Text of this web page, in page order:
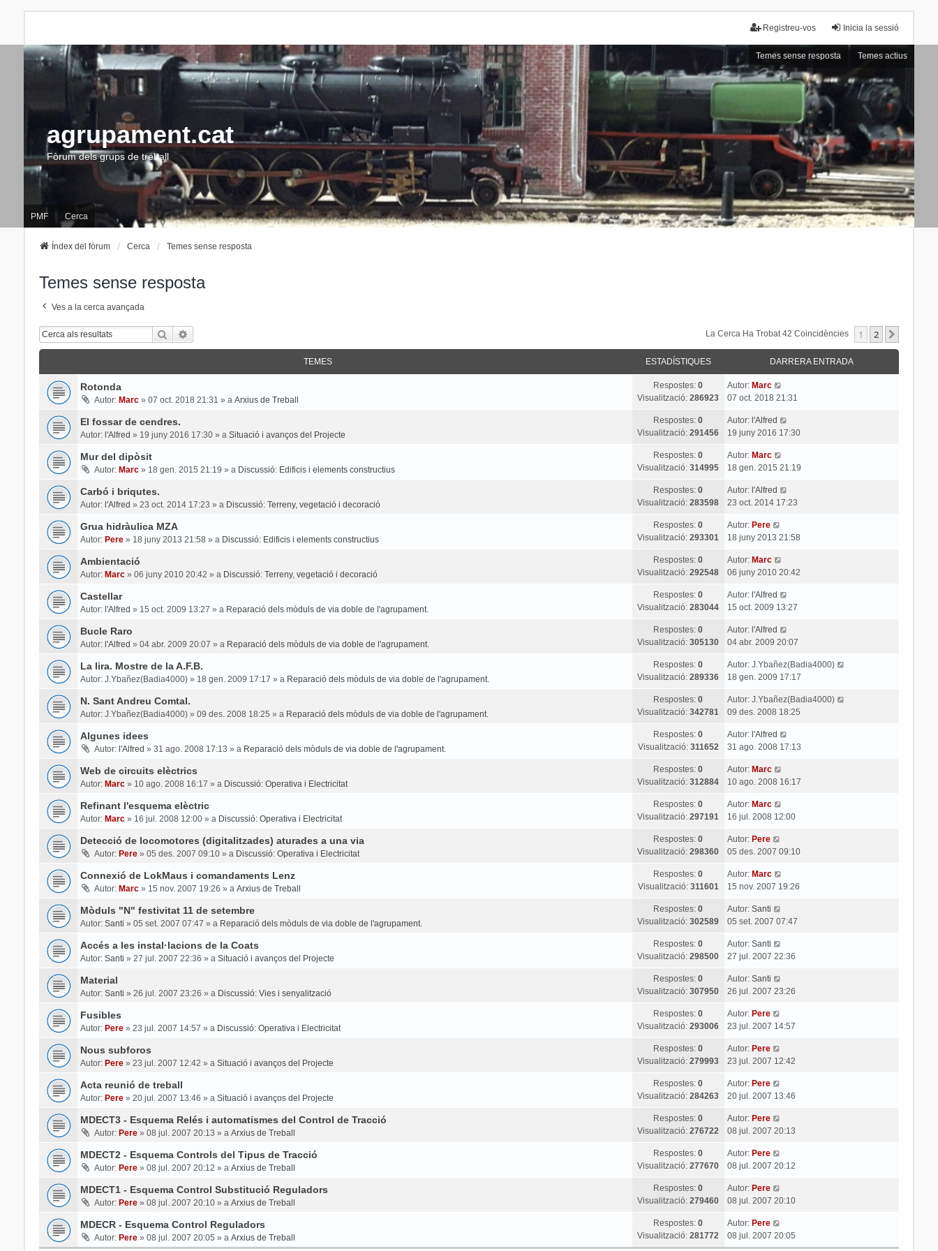
Inicia la sessió
Registreu-vos
Temes sense resposta Temes actius
agrupament.cat
Fòrum dels grups de treball
PMF Cerca
Índex del fòrum Cerca Temes sense resposta
Temes sense resposta
Ves a la cerca avançada
Cerca La Cerca Ha Trobat 42 Coincidències 1 2
TEMES ESTADÍSTIQUES DARRERA ENTRADA
Rotonda
Autor: Marc» 07 oct. 2018 21:31 » a Arxius de Treball
Respostes:0
Visualització:286923
Autor: Marc
07 oct. 2018 21:31
El fossar de cendres.
Autor: l'Alfred » 19 juny 2016 17:30» a Situació i avanços del Projecte
Respostes:0
Visualització:291456
Autor: l'Alfred
19 juny 2016 17:30
Mur del dipòsit
Autor: Marc» 18 gen. 2015 21:19 » a Discussió: Edificis i elements constructius
Respostes:0
Visualització:314995
Autor: Marc
18 gen. 2015 21:19
Carbó i briqutes.
Autor: l'Alfred » 23 oct. 2014 17:23 » a Discussió: Terreny, vegetació i decoració
Respostes:0
Visualització:283598
Autor: l'Alfred
23 oct. 2014 17:23
Grua hidràulica MZA
Autor: Pere» 18 juny 2013 21:58 » a Discussió: Edificis i elements constructius
Respostes:0
Visualització:293301
Autor: Pere
18 juny 2013 21:58
Ambientació
Autor: Marc» 06 juny 2010 20:42 » a Discussió: Terreny, vegetació i decoració
Respostes:0
Visualització:292548
Autor: Marc
06 juny 2010 20:42
Castellar
Autor: l'Alfred » 15 oct. 2009 13:27 » a Reparació dels mòduls de via doble de l'agrupament.
Respostes:0
Visualització:283044
Autor: l'Alfred
15 oct. 2009 13:27
Bucle Raro
Autor: l'Alfred » 04 abr. 2009 20:07 » a Reparació dels mòduls de via doble de l'agrupament.
Respostes:0
Visualització:305130
Autor: l'Alfred
04 abr. 2009 20:07
La lira. Mostre de la A.F.B.
Autor: J.Ybañez(Badia4000)» 18 gen. 2009 17:17 » a Reparació dels mòduls de via doble de l'agrupament.
Respostes:0
Visualització:289336
Autor: J.Ybañez(Badia4000)
18 gen. 2009 17:17
N. Sant Andreu Comtal.
Autor: J.Ybañez(Badia4000)» 09 des. 2008 18:25 » a Reparació dels mòduls de via doble de l'agrupament.
Respostes:0
Visualització:342781
Autor: J.Ybañez(Badia4000)
09 des. 2008 18:25
Algunes idees
Autor: l'Alfred » 31 ago. 2008 17:13 » a Reparació dels mòduls de via doble de l'agrupament.
Respostes:0
Visualització: 311652
Autor: l'Alfred
31 ago. 2008 17:13
Web de circuits elèctrics
Autor: Marc» 10 ago. 2008 16:17 » a Discussió: Operativa i Electricitat
Respostes:0
Visualització:312884
Autor: Marc
10 ago. 2008 16:17
Refinant l'esquema elèctric
Autor: Marc» 16 jul. 2008 12:00» a Discussió: Operativa i Electricitat
Respostes:0
Visualització:297191
Autor: Marc
16 jul. 2008 12:00
Detecció de locomotores (digitalitzades) aturades a una via
Autor: Pere» 05 des. 2007 09:10» a Discussió: Operativa i Electricitat
Respostes:0
Visualització:298360
Autor: Pere
05 des. 2007 09:10
Connexió de LokMaus i comandaments Lenz
Autor: Marc» 15 nov. 2007 19:26 » a Arxius de Treball
Respostes:0
Visualització: 311601
Autor: Marc
15 nov. 2007 19:26
Mòduls "N" festivitat 11 de setembre
Autor: Santi » 05 set. 2007 07:47 » a Reparació dels mòduls de via doble de l'agrupament.
Respostes:0
Visualització:302589
Autor: Santi
05 set. 2007 07:47
Accés a les instal·lacions de la Coats
Autor: Santi » 27 jul. 2007 22:36 » a Situació i avanços del Projecte
Respostes:0
Visualització:298500
Autor: Santi
27 jul. 2007 22:36
Material
Autor: Santi » 26 jul. 2007 23:26 » a Discussió: Vies i senyalització
Respostes:0
Visualització:307950
Autor: Santi
26 jul. 2007 23:26
Fusibles
Autor: Pere» 23 jul. 2007 14:57 » a Discussió: Operativa i Electricitat
Respostes:0
Visualització:293006
Autor: Pere
23 jul. 2007 14:57
Nous subforos
Autor: Pere» 23 jul. 2007 12:42 » a Situació i avanços del Projecte
Respostes:0
Visualització:279993
Autor: Pere
23 jul. 2007 12:42
Acta reunió de treball
Autor: Pere» 20 jul. 2007 13:46 » a Situació i avanços del Projecte
Respostes:0
Visualització:284263
Autor: Pere
20 jul. 2007 13:46
MDECT3 - Esquema Relés i automatismes del Control de Tracció
Autor: Pere» 08 jul. 2007 20:13 » a Arxius de Treball
Respostes:0
Visualització:276722
Autor: Pere
08 jul. 2007 20:13
MDECT2 - Esquema Controls del Tipus de Tracció
Autor: Pere» 08 jul. 2007 20:12 » a Arxius de Treball
Respostes:0
Visualització:277670
Autor: Pere
08 jul. 2007 20:12
MDECT1 - Esquema Control Substitució Reguladors
Autor: Pere» 08 jul. 2007 20:10» a Arxius de Treball
Respostes:0
Visualització:279460
Autor: Pere
08 jul. 2007 20:10
MDECR - Esquema Control Reguladors
Autor: Pere» 08 jul. 2007 20:05 » a Arxius de Treball
Respostes:0
Visualització:281772
Autor: Pere
08 jul. 2007 20:05